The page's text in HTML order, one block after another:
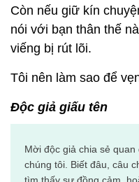
Còn nếu giữ kín
nói với bạn thân thế
viếng bị rút lõi.
Tôi nên làm sao để
Độc giả giấu tên
Mời độc giả chia sẻ
chúng tôi. Biết đâu, câu